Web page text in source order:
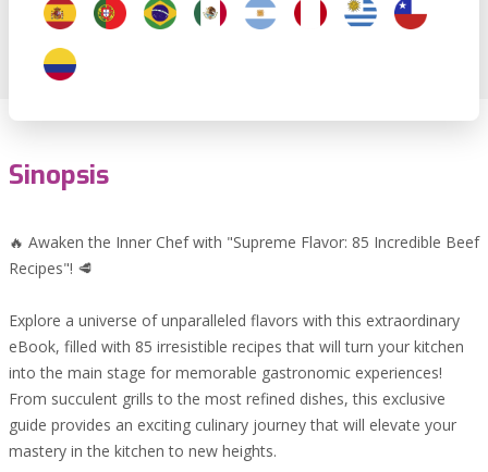
Sinopsis
🔥 Awaken the Inner Chef with "Supreme Flavor: 85 Incredible Beef
Recipes"! 🥩
Explore a universe of unparalleled flavors with this extraordinary
eBook, filled with 85 irresistible recipes that will turn your kitchen
into the main stage for memorable gastronomic experiences!
From succulent grills to the most refined dishes, this exclusive
guide provides an exciting culinary journey that will elevate your
mastery in the kitchen to new heights.